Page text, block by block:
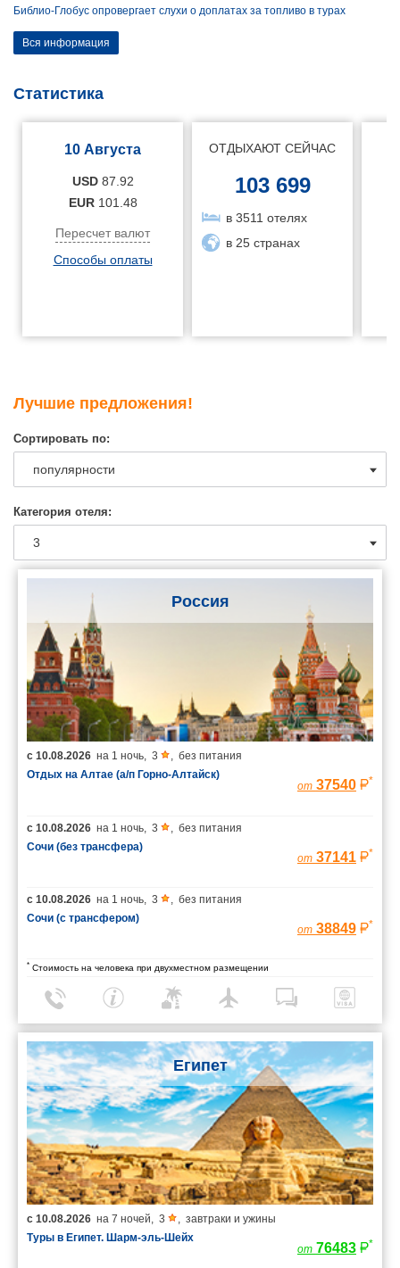
Библио-Глобус опровергает слухи о доплатах за топливо в турах
Вся информация
Статистика
10 Августа
USD 87.92
EUR 101.48
Пересчет валют
Способы оплаты
ОТДЫХАЮТ СЕЙЧАС
103 699
в 3511 отелях
в 25 странах
Лучшие предложения!
Сортировать по:
Категория отеля:
Россия
с 10.08.2026 на 1 ночь, 3 , без питания
Отдых на Алтае (а/п Горно-Алтайск)
от 37540 *
с 10.08.2026 на 1 ночь, 3 , без питания
Сочи (без трансфера)
от 37141 *
с 10.08.2026 на 1 ночь, 3 , без питания
Сочи (с трансфером)
от 38849 *
* Стоимость на человека при двухместном размещении
Египет
с 10.08.2026 на 7 ночей, 3 , завтраки и ужины
Туры в Египет. Шарм-эль-Шейх
от 76483 *